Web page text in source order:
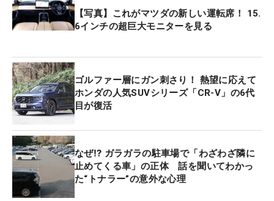
【写真】これがマツダの新しい運転席！ 15.
6インチの超巨大モニターを見る
ゴルファー層にガン刺さり！ 熱望に応えて
ホンダの人気SUVシリーズ「CR-V」の6代
目が復活
なぜ⁉ ガラガラの駐車場で「わざわざ隣に
止めてくる車」の正体 話を聞いてわかっ
た“トナラー”の意外な心理